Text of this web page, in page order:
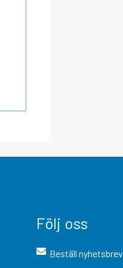
Följ oss
Beställ nyhetsbrev